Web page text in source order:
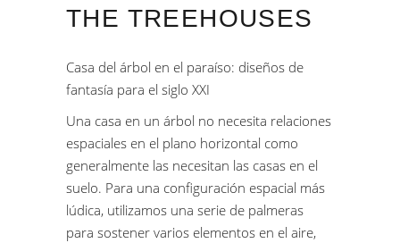
THE TREEHOUSES
Casa del árbol en el paraíso: diseños de
fantasía para el siglo XXI
Una casa en un árbol no necesita relaciones
espaciales en el plano horizontal como
generalmente las necesitan las casas en el
suelo. Para una configuración espacial más
lúdica, utilizamos una serie de palmeras
para sostener varios elementos en el aire,